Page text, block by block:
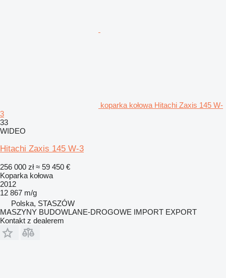
koparka kołowa Hitachi Zaxis 145 W-
3
33
WIDEO
Hitachi Zaxis 145 W-3
256 000 zł ≈ 59 450 €
Koparka kołowa
2012
12 867 m/g
Polska, STASZÓW
MASZYNY BUDOWLANE-DROGOWE IMPORT EXPORT
Kontakt z dealerem